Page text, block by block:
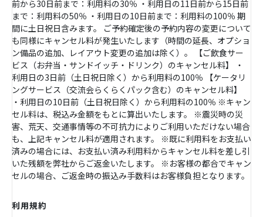
前から30日前まで：利用料の30％ ・利用日の11日前から15日前
まで：利用料の50％ ・利用日の10日前まで：利用料の100％ 期
間に土日祝日含みます。 ご予約確定後の予約内容の変更について
も同様にキャンセル料が発生いたします（時間の延長、オプショ
ン備品の追加、レイアウト変更の追加は除く）。 【ご飲食サー
ビス（お弁当・サンドイッチ・ドリンク）のキャンセル料】 ・
利用日の3日前（土日祝日除く）から利用料の100％ 【ケータリ
ングサービス（交流会らくらくパック含む）のキャンセル料】
・利用日の10日前（土日祝日除く）から利用料の100％ ※キャン
セル料は、税込み金額をもとに算出いたします。 ※震災時の災
害、荒天、交通事情等の不可抗力によりご利用いただけない場合
も、上記キャンセル料が適用されます。 ※既に利用料をお支払い
済みの場合には、お支払い済み利用料からキャンセル料を差し引
いた残額を弊社からご返金いたします。 ※お客様の都合でキャン
セルの場合、ご返金時の振込み手数料はお客様負担となります。
利用規約